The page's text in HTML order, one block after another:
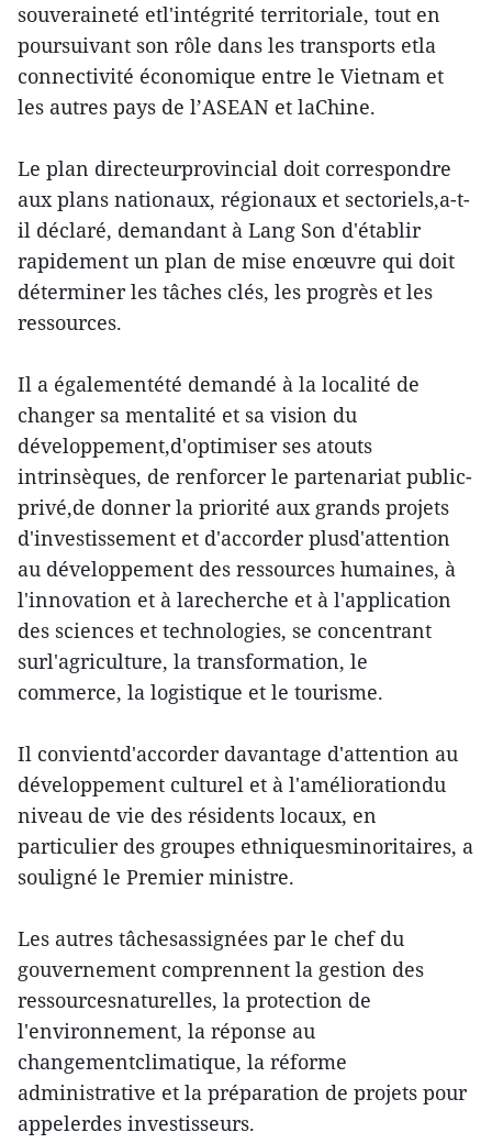
souveraineté etl'intégrité territoriale, tout en
poursuivant son rôle dans les transports etla
connectivité économique entre le Vietnam et
les autres pays de l’ASEAN et laChine.
Le plan directeurprovincial doit correspondre
aux plans nationaux, régionaux et sectoriels,a-t-
il déclaré, demandant à Lang Son d'établir
rapidement un plan de mise enœuvre qui doit
déterminer les tâches clés, les progrès et les
ressources.
Il a égalementété demandé à la localité de
changer sa mentalité et sa vision du
développement,d'optimiser ses atouts
intrinsèques, de renforcer le partenariat public-
privé,de donner la priorité aux grands projets
d'investissement et d'accorder plusd'attention
au développement des ressources humaines, à
l'innovation et à larecherche et à l'application
des sciences et technologies, se concentrant
surl'agriculture, la transformation, le
commerce, la logistique et le tourisme.
Il convientd'accorder davantage d'attention au
développement culturel et à l'améliorationdu
niveau de vie des résidents locaux, en
particulier des groupes ethniquesminoritaires, a
souligné le Premier ministre.
Les autres tâchesassignées par le chef du
gouvernement comprennent la gestion des
ressourcesnaturelles, la protection de
l'environnement, la réponse au
changementclimatique, la réforme
administrative et la préparation de projets pour
appelerdes investisseurs.